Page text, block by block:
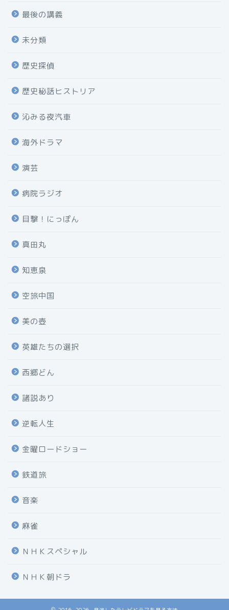
最後の講義
未分類
歴史探偵
歴史秘話ヒストリア
沁みる夜汽車
海外ドラマ
演芸
病院ラジオ
目撃！にっぽん
真田丸
知恵泉
空旅中国
美の壺
英雄たちの選択
西郷どん
諸説あり
逆転人生
金曜ロードショー
鉄道旅
音楽
麻雀
ＮＨＫスペシャル
ＮＨＫ朝ドラ